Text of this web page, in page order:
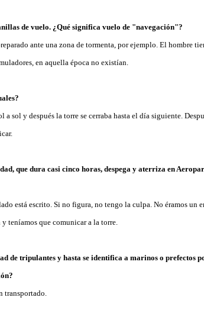
de vuelo. ¿Qué significa vuelo de "navegación"?
ante una zona de tormenta, por ejemplo. El hombre
en aquella época no existían.
a sol y después la torre se cerraba hasta el día siguiente.
que dura casi cinco horas, despega y aterriza en
está escrito. Si no figura, no tengo la culpa. No éramos un
teníamos que comunicar a la torre.
de tripulantes y hasta se identifica a marinos o prefectos
transportado.